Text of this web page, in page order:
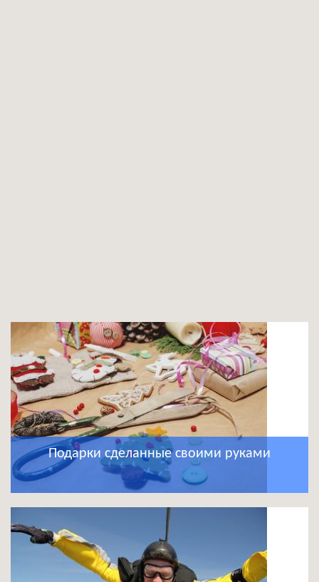
Подарки сделанные своими руками